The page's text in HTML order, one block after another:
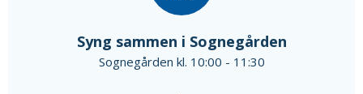
Syng sammen i Sognegården
Sognegården kl. 10:00 - 11:30